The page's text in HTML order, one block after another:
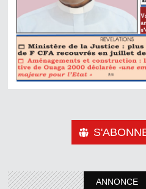
ANNONCE